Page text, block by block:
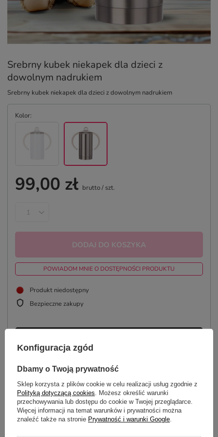
Srebrny kubek niekapek dla dzieci z
dowolnym nadrukiem
Srebrny kubek niekapek dla dzieci z dowolnym nadrukiem
Kolor
99,00 zł brutto/ szt.
DODAJ DO KOSZYKA
POWIADOM MNIE O DOSTĘPNOŚCI PRODUKTU
Produkt niedostępny
Bezpieczne zakupy
OPIS
SZCZEGÓŁOWE DANE
Konfiguracja zgód
Dbamy o Twoją prywatność
Sklep korzysta z plików cookie w celu realizacji usług zgodnie z
Polityką dotyczącą cookies. Możesz określić warunki
przechowywania lub dostępu do cookie w Twojej przeglądarce.
Więcej informacji na temat warunków i prywatności można
znaleźć także na stronie Prywatność i warunki Google.